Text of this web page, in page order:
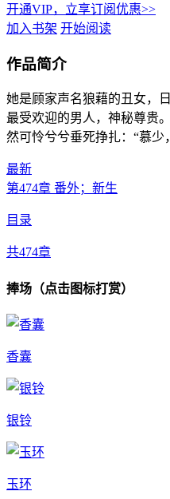
开通VIP，立享订阅优惠>>
加入书架 开始阅读
作品简介
她是顾家声名狼藉的丑女，
最受欢迎的男人，神秘尊贵
然可怜兮兮垂死挣扎：“慕少
最新
第474章 番外；新生
目录
共474章
捧场（点击图标打赏）
香囊
银铃
玉环